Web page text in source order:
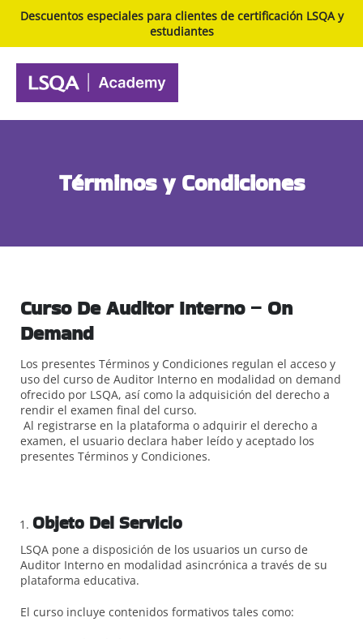
Descuentos especiales para clientes de certificación LSQA y
estudiantes
Términos y Condiciones
Curso De Auditor Interno – On
Demand
Los presentes Términos y Condiciones regulan el acceso y
uso del curso de Auditor Interno en modalidad on demand
ofrecido por LSQA, así como la adquisición del derecho a
rendir el examen final del curso.
Al registrarse en la plataforma o adquirir el derecho a
examen, el usuario declara haber leído y aceptado los
presentes Términos y Condiciones.
Objeto Del Servicio
LSQA pone a disposición de los usuarios un curso de
Auditor Interno en modalidad asincrónica a través de su
plataforma educativa.
El curso incluye contenidos formativos tales como: